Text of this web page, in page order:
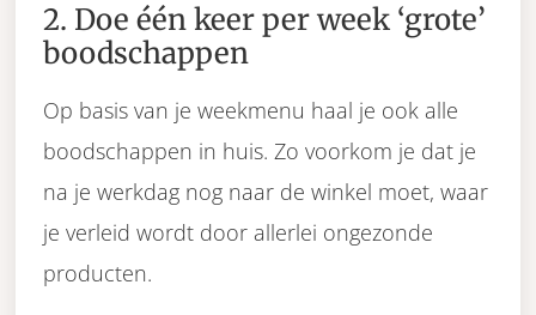
2. Doe één keer per week ‘grote’
boodschappen
Op basis van je weekmenu haal je ook alle
boodschappen in huis. Zo voorkom je dat je
na je werkdag nog naar de winkel moet, waar
je verleid wordt door allerlei ongezonde
producten.